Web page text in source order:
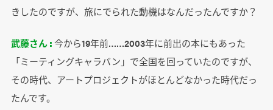
きしたのですが、旅にでられた動機はなんだったんですか？
武藤さん :今から19年前……2003年に前出の本にもあった
「ミーティングキャラバン」で全国を回っていたのですが、
その時代、アートプロジェクトがほとんどなかった時代だっ
たんです。